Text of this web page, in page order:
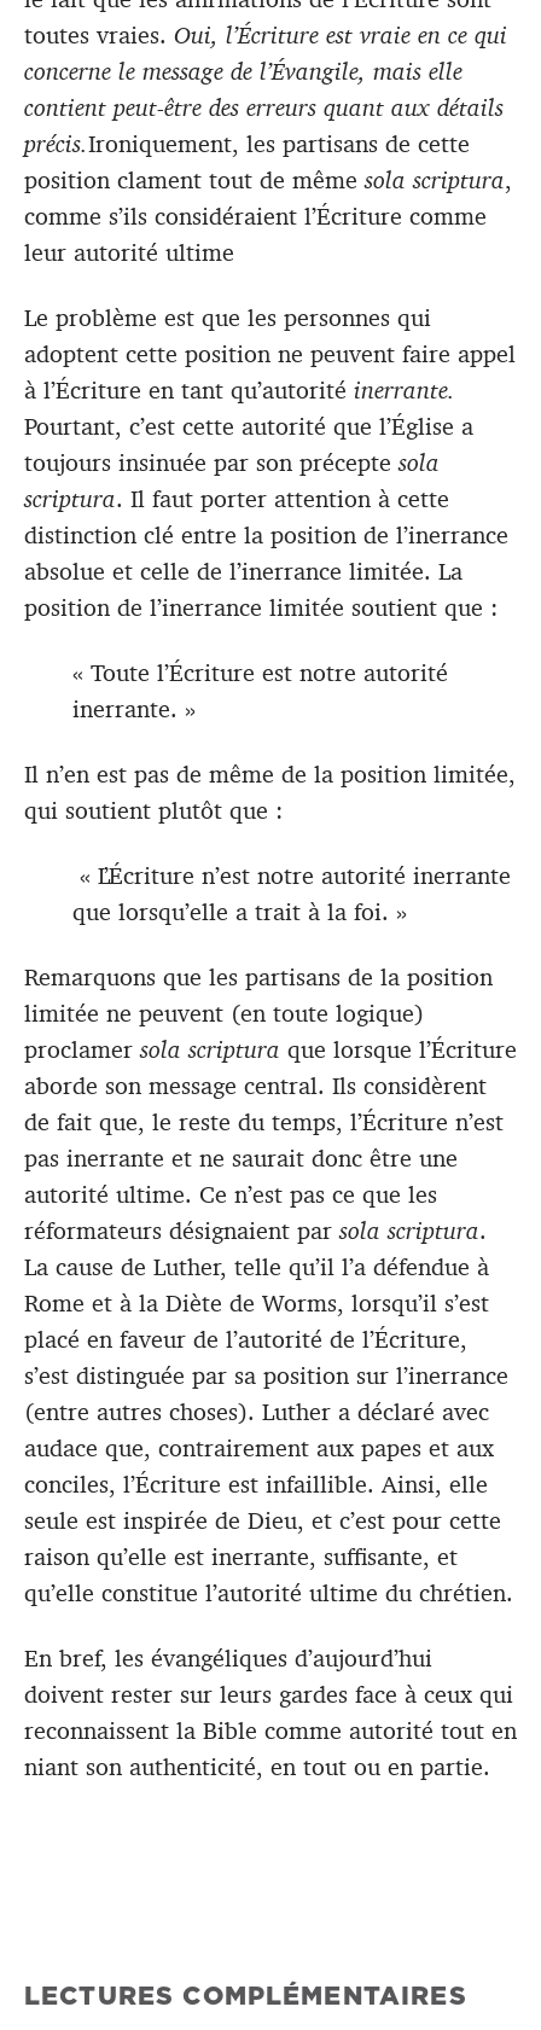
toutes vraies. Oui, l’Écriture est vraie en ce qui
concerne le message de l’Évangile, mais elle
contient peut-être des erreurs quant aux détails
précis.Ironiquement, les partisans de cette
position clament tout de mêmesola scriptura,
comme s’ils considéraient l’Écriture comme
leur autorité ultime
Le problème est que les personnes qui
adoptent cette position ne peuvent faire appel
à l’Écriture en tant qu’autorité inerrante.
Pourtant, c’est cette autorité que l’Église a
toujours insinuée par son préceptesola
scriptura. Il faut porter attention à cette
distinction clé entre la position de l’inerrance
absolue et celle de l’inerrance limitée. La
position de l’inerrance limitée soutient que :
« Toute l’Écriture est notre autorité
inerrante. »
Il n’en est pas de même de la position limitée,
qui soutient plutôt que :
« L’Écriture n’est notre autorité inerrante
que lorsqu’elle a trait à la foi. »
Remarquons que les partisans de la position
limitée ne peuvent (en toute logique)
proclamersola scriptura que lorsque l’Écriture
aborde son message central. Ils considèrent
de fait que, le reste du temps, l’Écriture n’est
pas inerrante et ne saurait donc être une
autorité ultime. Ce n’est pas ce que les
réformateurs désignaient parsola scriptura.
La cause de Luther, telle qu’il l’a défendue à
Rome et à la Diète de Worms, lorsqu’il s’est
placé en faveur de l’autorité de l’Écriture,
s’est distinguée par sa position sur l’inerrance
(entre autres choses). Luther a déclaré avec
audace que, contrairement aux papes et aux
conciles, l’Écriture est infaillible. Ainsi, elle
seule est inspirée de Dieu, et c’est pour cette
raison qu’elle est inerrante, suffisante, et
qu’elle constitue l’autorité ultime du chrétien.
En bref, les évangéliques d’aujourd’hui
doivent rester sur leurs gardes face à ceux qui
reconnaissent la Bible comme autorité tout en
niant son authenticité, en tout ou en partie.
LECTURES COMPLÉMENTAIRES